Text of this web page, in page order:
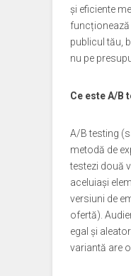
și eficiente
funcționează
publicul tău,
nu pe
Ce este A/B
A/B testing
metodă de
testezi două
aceluiași
versiuni de
ofertă).
egal și
variantă are